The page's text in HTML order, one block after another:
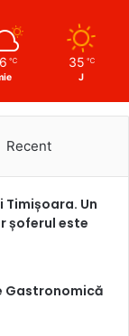
℃ 35 ℃
J
Recent
Un
șoferul este
Gastronomică